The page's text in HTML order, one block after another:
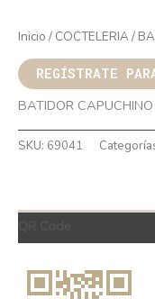
Inicio / COCTELERIA/
REGÍSTRATE
BATIDOR
SKU: 69041